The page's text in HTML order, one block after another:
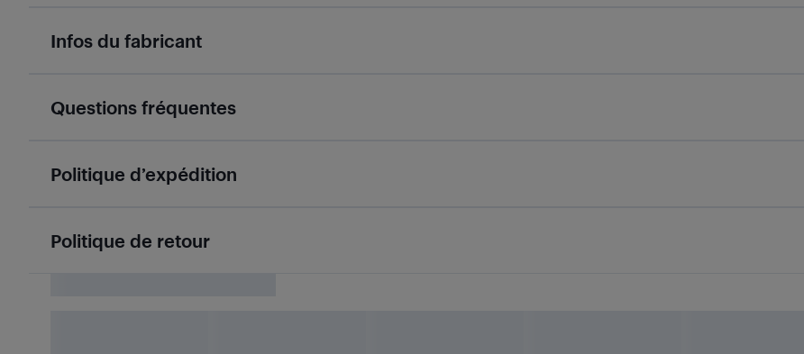
Infos du fabricant
Questions fréquentes
Politique d’expédition
Politique de retour